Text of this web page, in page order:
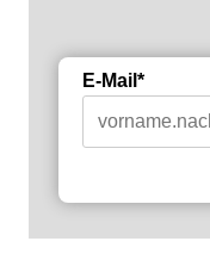
E-Mail*